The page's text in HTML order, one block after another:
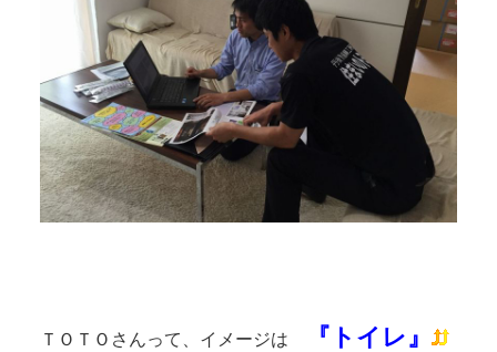
ＴＯＴＯさんって、イメージは 『トイレ』